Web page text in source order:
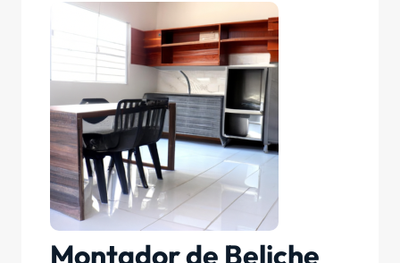
Montador de Beliche